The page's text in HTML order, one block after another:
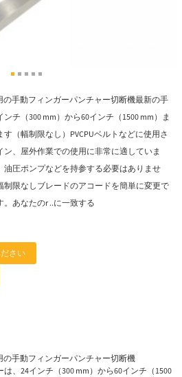
の手動フィンガーパンチャー切断機最新の手
チ（300 mm）から60インチ（1500 mm）ま
（幅制限なし）PVCPUベルトなどに使用さ
、屋外作業での使用に非常に適していま
圧ポンプなどを持参する必要はありませ
制限なしブレードのアコードを簡単に変更で
あなたのr ..に一致する
さい
の手動フィンガーパンチャー切断機
、24インチ（300 mm）から60インチ（1500